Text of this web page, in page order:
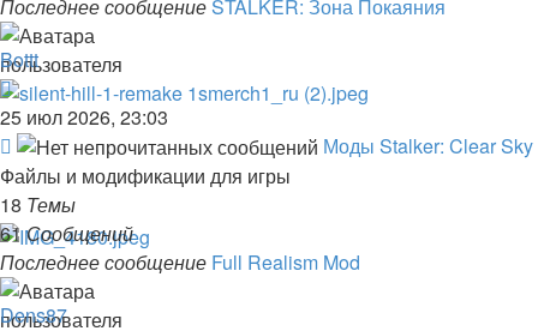
Chernobyl
Последнее сообщениеSTALKER: Зона Покаяния
Bottt
Перейти
к
последнему
сообщению
25 июл 2026, 23:03
Канал
-
Моды
Stalker:
Clear
Sky
Моды Stalker: Clear Sky
Файлы и модификации для игры
18 Темы
61Сообщений
Последнее сообщение Full Realism Mod
Dens87